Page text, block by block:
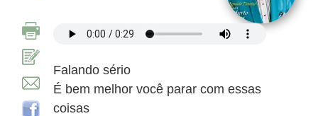
Falando sério
É bem melhor você parar com essas
coisas